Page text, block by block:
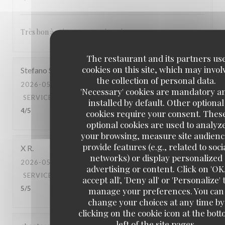
The restaurant and its partners
cookies on this site, which may
the collection of personal data.
'Necessary' cookies are mandatory
installed by default. Other optional
cookies require your consent.
optional cookies are used to
your browsing, measure site
provide features (e.g., related to
networks) or display personalized
advertising or content. Click on
accept all', 'Deny all' or 'Personalize'
manage your preferences. You can
change your choices at any time by
clicking on the cookie icon at the
Très bon à voir pour revenir un jour
Stefano S
2026-05-03
- 20:00 - GUESTS 2
SERVICE
AMBIANCE: 4/5 FOOD: 5/5 VALUE:
4/5
X R
2026-05-02
- 20:30 - GUESTS 2
SERVICE
5 FOOD : 5
5/5